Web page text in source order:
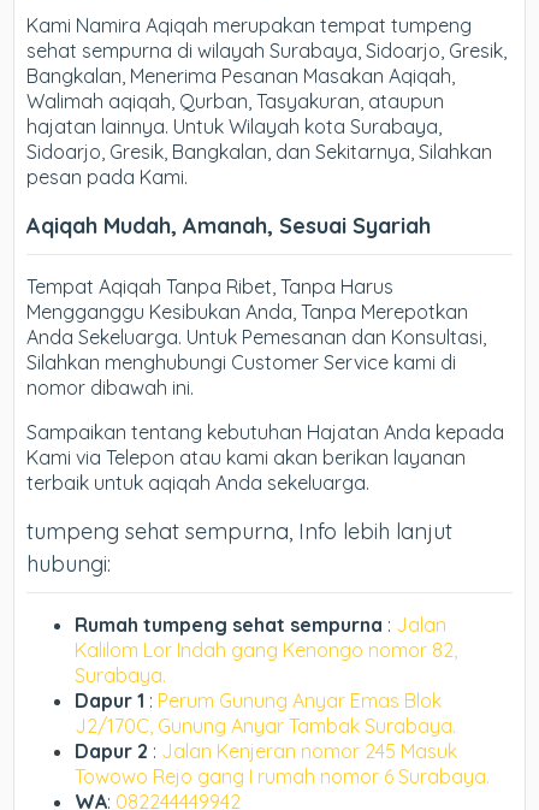
Kami Namira Aqiqah merupakan tempat tumpeng
sehat sempurna di wilayah Surabaya, Sidoarjo, Gresik,
Bangkalan, Menerima Pesanan Masakan Aqiqah,
Walimah aqiqah, Qurban, Tasyakuran, ataupun
hajatan lainnya. Untuk Wilayah kota Surabaya,
Sidoarjo, Gresik, Bangkalan, dan Sekitarnya, Silahkan
pesan pada Kami.
Aqiqah Mudah, Amanah, Sesuai Syariah
Tempat Aqiqah Tanpa Ribet, Tanpa Harus
Mengganggu Kesibukan Anda, Tanpa Merepotkan
Anda Sekeluarga. Untuk Pemesanan dan Konsultasi,
Silahkan menghubungi Customer Service kami di
nomor dibawah ini.
Sampaikan tentang kebutuhan Hajatan Anda kepada
Kami via Telepon atau kami akan berikan layanan
terbaik untuk aqiqah Anda sekeluarga.
tumpeng sehat sempurna, Info lebih lanjut
hubungi:
Rumah tumpeng sehat sempurna : Jalan
Kalilom Lor Indah gang Kenongo nomor 82,
Surabaya.
Dapur 1 : Perum Gunung Anyar Emas Blok
J2/170C, Gunung Anyar Tambak Surabaya.
Dapur 2 : Jalan Kenjeran nomor 245 Masuk
Towowo Rejo gang I rumah nomor 6 Surabaya.
WA: 082244449942